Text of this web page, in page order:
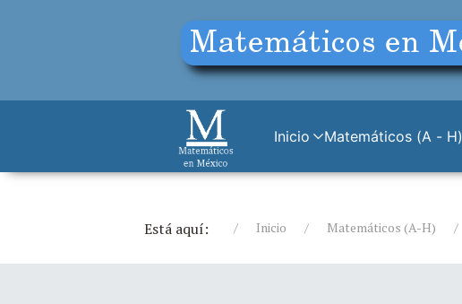
Inicio Matemáticos (A - H)
Está aquí: Inicio Matemáticos (A-H)